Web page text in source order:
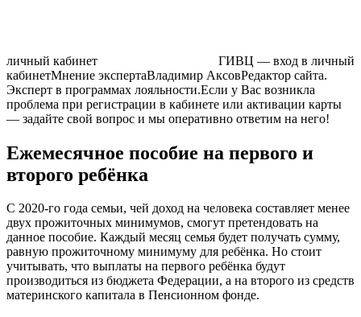
личный кабинет
ГИВЦ — вход в личный
кабинетМнение экспертаВладимир АксовРедактор сайта.
Эксперт в программах лояльности.Если у Вас возникла
проблема при регистрации в кабинете или активации карты
— задайте свой вопрос и мы оперативно ответим на него!
Ежемесячное пособие на первого и
второго ребёнка
С 2020-го года семьи, чей доход на человека составляет менее
двух прожиточных минимумов, смогут претендовать на
данное пособие. Каждый месяц семья будет получать сумму,
равную прожиточному минимуму для ребёнка. Но стоит
учитывать, что выплаты на первого ребёнка будут
производиться из бюджета Федерации, а на второго из средств
материнского капитала в Пенсионном фонде.